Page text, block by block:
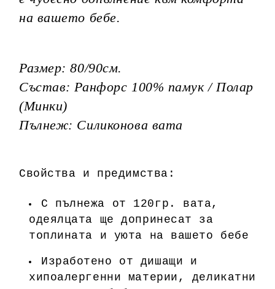
на вашето бебе.
Размер: 80/90см.
Състав: Ранфорс 100% памук / Полар
(Минки)
Пълнеж: Силиконова вата
Свойства и предимства:
С пълнежа от 120гр. вата,
одеялцата ще допринесат за
топлината и уюта на вашето бебе
Изработено от дишащи и
хипоалергенни материи, деликатни